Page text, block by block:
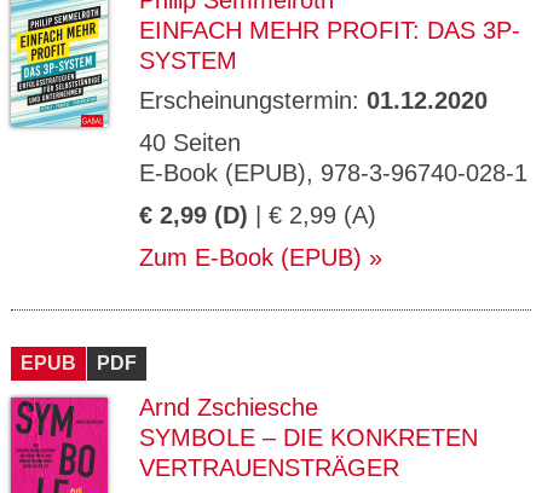
EINFACH MEHR PROFIT: DAS 3P-
SYSTEM
Erscheinungstermin: 01.12.2020
40 Seiten
E-Book (EPUB), 978-3-96740-028-1
€ 2,99 (D) | € 2,99 (A)
Zum E-Book (EPUB)
EPUB PDF
Arnd Zschiesche
SYMBOLE – DIE KONKRETEN
VERTRAUENSTRÄGER